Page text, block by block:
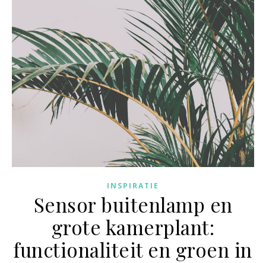
INSPIRATIE
Sensor buitenlamp en
grote kamerplant:
functionaliteit en groen in